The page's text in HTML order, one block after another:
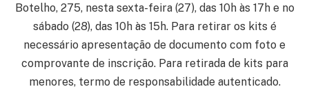
Botelho, 275, nesta sexta-feira (27), das 10h às 17h e no
sábado (28), das 10h às 15h. Para retirar os kits é
necessário apresentação de documento com foto e
comprovante de inscrição. Para retirada de kits para
menores, termo de responsabilidade autenticado.